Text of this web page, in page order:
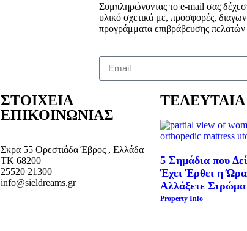
Συμπληρώνοντας το e-mail σας
υλικό σχετικά με, προσφορές,
προγράμματα επιβράβευσης πελατών
ΣΤΟΙΧΕΙΑ
ΕΠΙΚΟΙΝΩΝΙΑΣ
Σκρα 55 Ορεστιάδα Έβρος , Ελλάδα
ΤΚ 68200
25520 21300
info@sieldreams.gr
5 Σημάδια που
Έχει Έρθει η
Αλλάξετε Στρώμα
Property Info